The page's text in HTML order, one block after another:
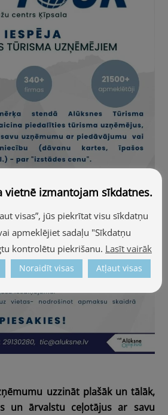
uzzināt plašāk un tālāk,
un ārvalstu ceļotājus ar savu
vietnē izmantojam sīkdatnes.
visas”, jūs piekrītat visu sīkdatņu
apmeklējiet sadaļu "Sīkdatņu
kontrolētu piekrišanu. Lasīt vairāk
Noraidīt visas Atļaut visas